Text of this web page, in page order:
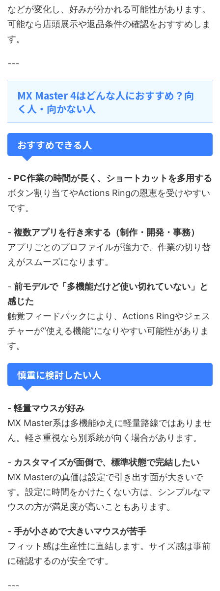
などが変化し、好みが分かれる可能性があります。
可能なら店頭展示や返品条件の確認をおすすめしま
す。
---
MX Master 4はどんな人におすすめ？向
く人・向かない人
おすすめできる人
- PC作業の時間が長く、ショートカットを多用する
ボタン割り当てやActions Ringの恩恵を受けやすい
です。
- 複数アプリを行き来する（制作・開発・事務）
アプリごとのプロファイルが強力で、作業の切り替
えがスムーズになります。
- 前モデルで「多機能だけど使い切れていない」と
感じた
触覚フィードバックにより、Actions Ringやジェス
チャーが“使える機能”になりやすい可能性がありま
す。
慎重に検討したい人
- 軽量マウスが好み
MX Master系は多機能ゆえに軽量路線ではありませ
ん。軽さ重視なら別系統が向く場合があります。
- カスタマイズが面倒で、標準状態で完結したい
MX Masterの真価は設定で引き出す面が大きいで
す。設定に時間をかけたくない方は、シンプルなマ
ウスの方が満足度が高いこともあります。
- 手が小さめで大きいマウスが苦手
フィット感は生産性に直結します。サイズ感は事前
に確認するのが安全です。
---